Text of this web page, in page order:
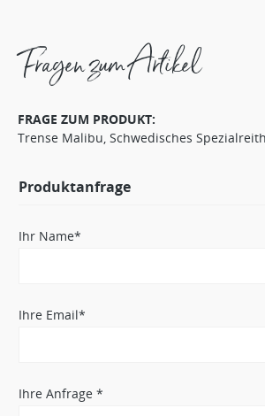
Fragen zum Artikel
FRAGE ZUM PRODUKT:
Trense Malibu, Schwedisches
Produktanfrage
Ihr Name*
Ihre Email*
Ihre Anfrage *